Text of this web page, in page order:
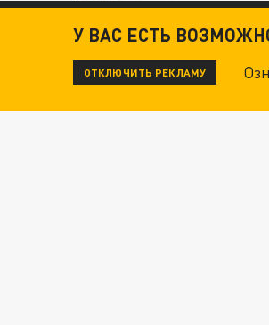
У ВАС ЕСТЬ
ОТКЛЮЧИТЬ РЕКЛАМУ